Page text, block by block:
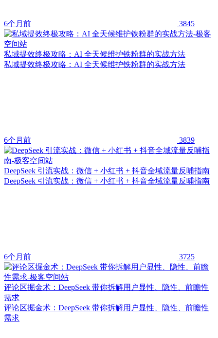
6个月前 3845
私域提效终极攻略：AI 全天候维护铁粉群的实战方法
私域提效终极攻略：AI 全天候维护铁粉群的实战方法
6个月前 3839
DeepSeek 引流实战：微信 + 小红书 + 抖音全域流量反哺指南
DeepSeek 引流实战：微信 + 小红书 + 抖音全域流量反哺指南
6个月前 3725
评论区掘金术：DeepSeek 带你拆解用户显性、隐性、前瞻性
需求
评论区掘金术：DeepSeek 带你拆解用户显性、隐性、前瞻性
需求